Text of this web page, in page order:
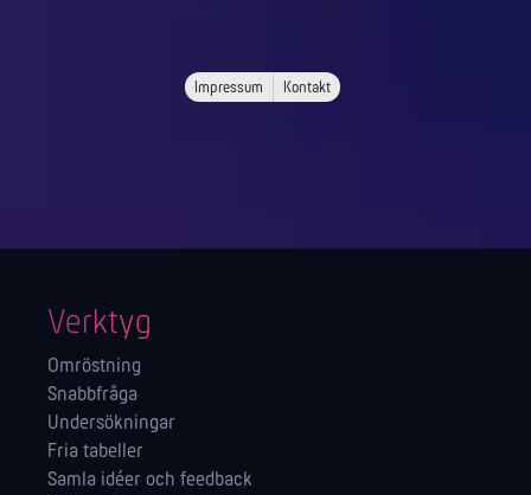
Impressum Kontakt
Verktyg
Omröstning
Snabbfråga
Undersökningar
Fria tabeller
Samla idéer och feedback